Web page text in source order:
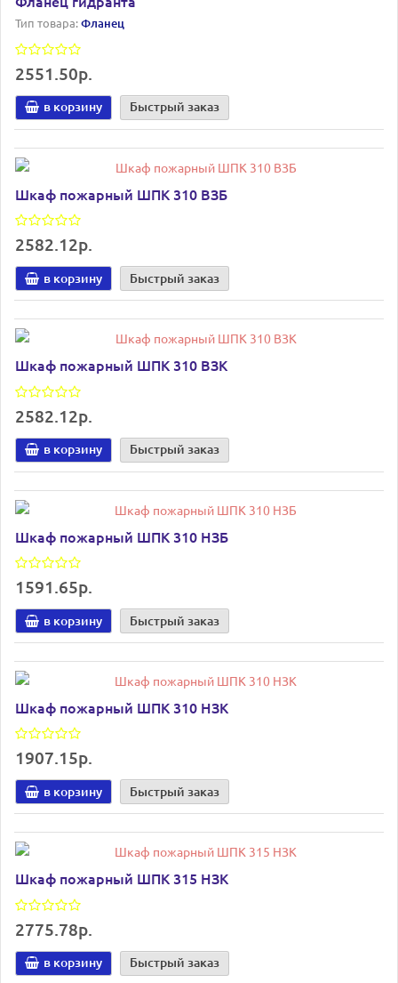
Тип товара:Фланец
2551.50р.
в корзину Быстрый заказ
Шкаф пожарный ШПК 310 ВЗБ
2582.12р.
в корзину Быстрый заказ
Шкаф пожарный ШПК 310 ВЗК
2582.12р.
в корзину Быстрый заказ
Шкаф пожарный ШПК 310 НЗБ
1591.65р.
в корзину Быстрый заказ
Шкаф пожарный ШПК 310 НЗК
1907.15р.
в корзину Быстрый заказ
Шкаф пожарный ШПК 315 НЗК
2775.78р.
в корзину Быстрый заказ